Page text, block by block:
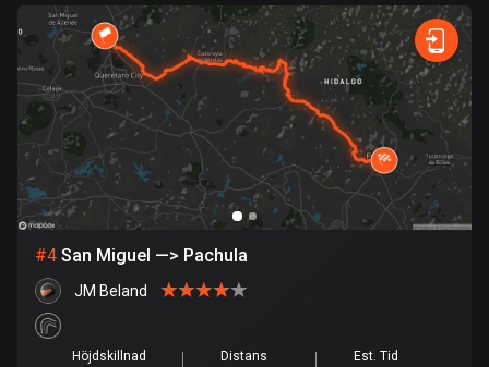
7535 rutter
Brunei
113 rutter
Bulgarien
724 rutter
Burkina Faso
2 rutter
Chile
Colombia
#4 San Miguel —> Pachula
JM Beland
Höjdskillnad Distans Est. Tid